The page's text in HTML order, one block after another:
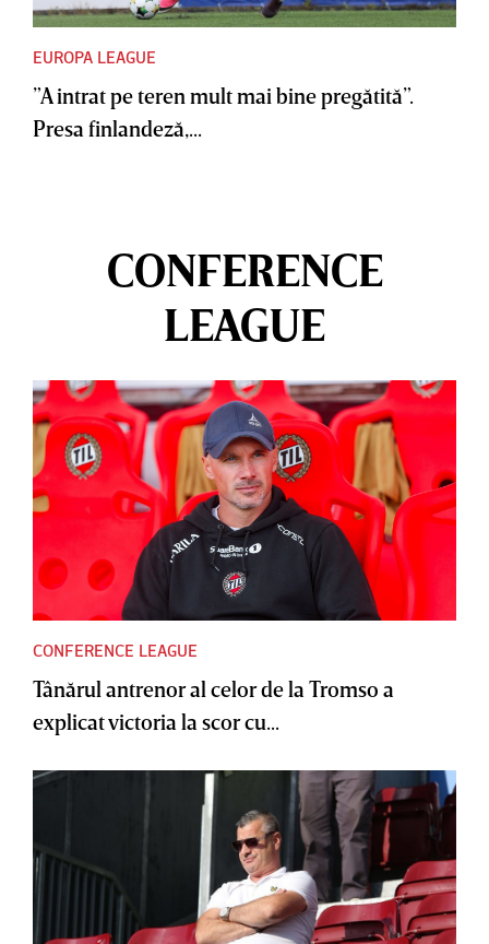
EUROPA LEAGUE
”A intrat pe teren mult mai bine pregătită”.
Presa finlandeză,...
CONFERENCE
LEAGUE
CONFERENCE LEAGUE
Tânărul antrenor al celor de la Tromso a
explicat victoria la scor cu...